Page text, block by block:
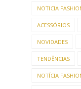
NOTICIA
ACESSÓRIOS
NOVIDADES
TENDÊNCIAS
NOTÍCIA